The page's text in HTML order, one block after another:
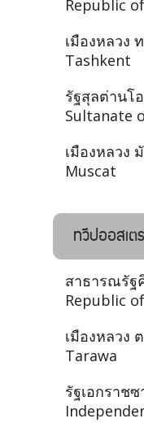
Republic
เมืองหลวง
Tashkent
รัฐสุลต่านโ
Sultanate
เมืองหลวง
Muscat
ทวีปออสเต
สาธารณรัฐ
Republic
เมืองหลวง
Tarawa
รัฐเอกราช